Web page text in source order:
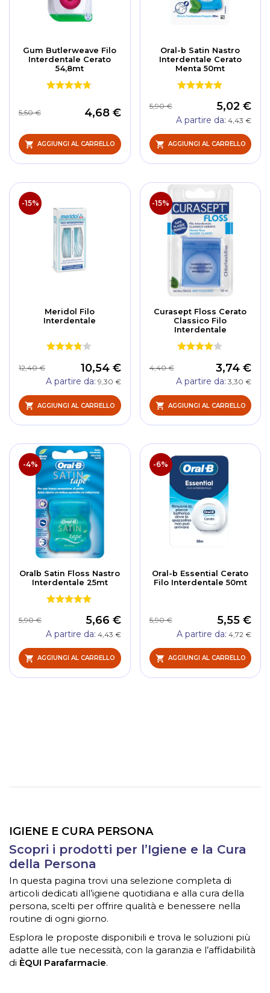
Gum Butlerweave Filo
Interdentale Cerato
54,8mt
4,68 €
5,50 €
AGGIUNGI AL CARRELLO
Oral-b Satin Nastro
Interdentale Cerato
Menta 50mt
5,02 €
5,90 €
A partire da 4,43 €
AGGIUNGI AL CARRELLO
-15%
Meridol Filo
Interdentale
10,54 €
12,40 €
A partire da 9,30 €
AGGIUNGI AL CARRELLO
-15%
Curasept Floss Cerato
Classico Filo
Interdentale
3,74 €
4,40 €
A partire da 3,30 €
AGGIUNGI AL CARRELLO
-4%
Oralb Satin Floss Nastro
Interdentale 25mt
5,66 €
5,90 €
A partire da 4,43 €
AGGIUNGI AL CARRELLO
-6%
Oral-b Essential Cerato
Filo Interdentale 50mt
5,55 €
5,90 €
A partire da 4,72 €
AGGIUNGI AL CARRELLO
IGIENE E CURA PERSONA
Scopri i prodotti per l’Igiene e la Cura
della Persona
In questa pagina trovi una selezione completa di
articoli dedicati all’igiene quotidiana e alla cura della
persona, scelti per offrire qualità e benessere nella
routine di ogni giorno.
Esplora le proposte disponibili e trova le soluzioni più
adatte alle tue necessità, con la garanzia e l’affidabilità
di ÈQUI Parafarmacie.